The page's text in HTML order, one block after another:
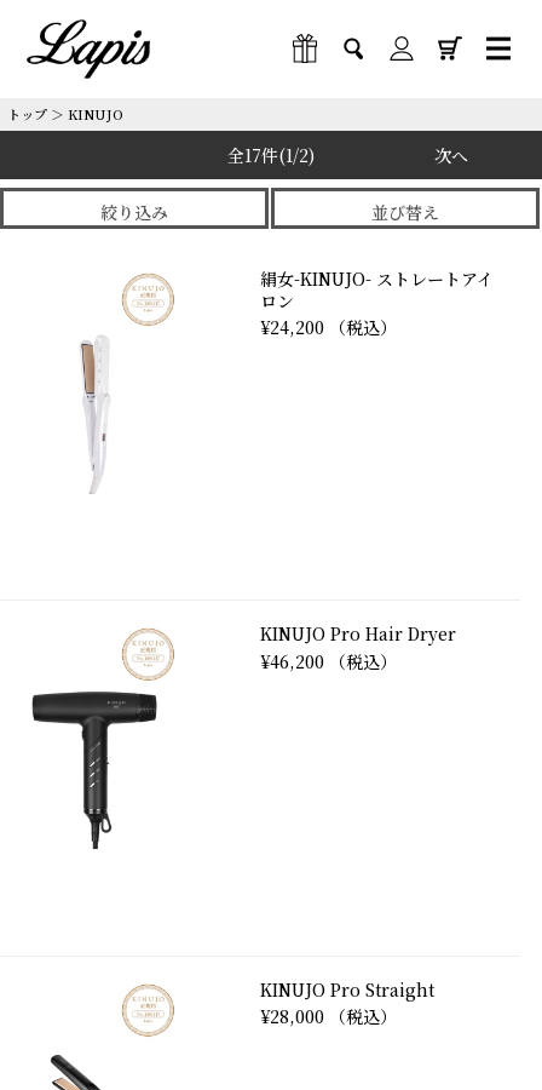
トップ ＞ KINUJO
全17件(1/2) 次へ
絞り込み 並び替え
絹女-KINUJO- ストレートアイ
ロン
¥24,200 （税込）
KINUJO Pro Hair Dryer
¥46,200 （税込）
KINUJO Pro Straight
¥28,000 （税込）